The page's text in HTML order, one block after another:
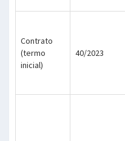
Contrato
(termo
inicial)
40/2023